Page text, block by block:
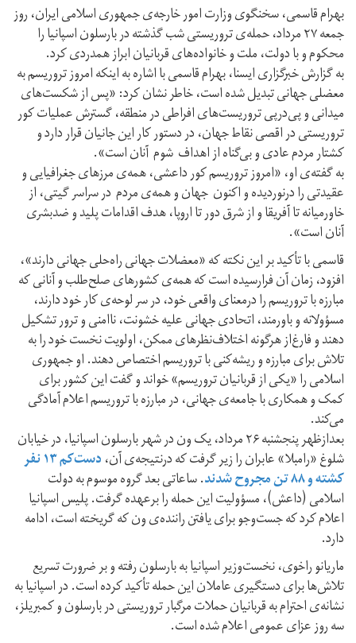
بهرام قاسمی، سخنگوی وزارت امور خارجه‌ی جمهوری اسلامی ایران، روز
جمعه ۲۷ مرداد، حمله‌ی تروریستی شب گذشته در بارسلون اسپانیا را
محکوم و با دولت، ملت و خانواده‌های قربانیان ابراز همدردی کرد.
به گزارش خبرگزاری ایسنا، بهرام قاسمی با اشاره به اینکه امروز تروریسم به
معضلی جهانی تبدیل شده است، خاطر نشان کرد: «پس از شکست‌های
میدانی و پی‌در‌پی تروریست‌های افراطی در منطقه، گسترش عملیات کور
تروریستی در اقصی نقاط جهان، در دستور کار این جانیان قرار دارد و
کشتار مردم عادی و بی‌گناه از اهداف شوم آنان است».
به گفته‌ی او، «امروز تروریسم کور داعشی، همه‌ی مرزهای جغرافیایی و
عقیدتی را درنوردیده و اکنون جهان و همه‌ی مردم در سراسر گیتی، از
خاورمیانه تا آفریقا و از شرق دور تا اروپا، هدف اقدامات پلید و ضدبشری
آنان است».
قاسمی با تأکید بر این نکته که «معضلات جهانی راه‌حلی جهانی دارند»،
افزود، زمان آن فرارسیده است که همه‌ی کشورهای صلح‌طلب و آنانی که
مبارزه‌ با تروریسم را درمعنای واقعی خود، در سر لوحه‌ی کار خود دارند،
مسؤولانه و باورمند، اتحادی جهانی علیه خشونت، ناامنی و ترور تشکیل
دهند و فارغ‌از هرگونه اختلاف‌نظرهای ممکن، اولویت نخست خود را به
تلاش برای مبارزه و ریشه‌کنی با تروریسم اختصاص دهند. او جمهوری
اسلامی را «یکی از قربانیان تروریسم» خواند و گفت این کشور برای
کمک و همکاری با جامعه‌ی جهانی، در مبارزه با تروریسم اعلام آمادگی
می‌کند.
بعدازظهر پنجشنبه ۲۶ مرداد، یک ون در شهر بارسلون اسپانیا، در خیابان
شلوغ «رامبلا» عابران را زیر گرفت که درنتیجه‌ی آن، دست‌کم ۱۳ نفر
کشته و ۸۸ تن مجروح شدند . ساعاتی بعد گروه موسوم به دولت
اسلامی (داعش)، مسؤولیت این حمله را برعهده گرفت. پلیس اسپانیا
اعلام کرد که جست‌وجو برای یافتن راننده‌ی ون که گریخته است، ادامه
دارد.
ماریانو راخوی، نخست‌وزیر اسپانیا به بارسلون رفته و بر ضرورت تسریع
تلاش‌ها برای دستگیری عاملان این حمله تأکید کرده است. در اسپانیا به
نشانه‌ی احترام به قربانیان حملات مرگبار تروریستی در بارسلون و کمبریلز،
سه روز عزای عمومی اعلام شده است.